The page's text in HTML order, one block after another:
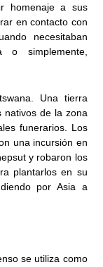
homenaje a sus
en contacto con
necesitaban
o simplemente,
Una tierra
nativos de la zona
funerarios. Los
una incursión en
y robaron los
plantarlos en su
por Asia a
se utiliza como